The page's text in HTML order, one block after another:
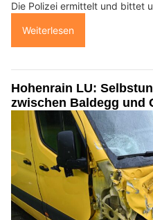
Die Polizei ermittelt und bittet
Weiterlesen
Hohenrain LU:
zwischen Baldegg und